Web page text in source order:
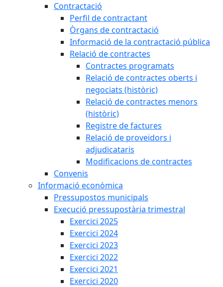
Contractació
Perfil de contractant
Òrgans de contractació
Informació de la contractació pública
Relació de contractes
Contractes programats
Relació de contractes oberts i
negociats (històric)
Relació de contractes menors
(històric)
Registre de factures
Relació de proveïdors i
adjudicataris
Modificacions de contractes
Convenis
Informació econòmica
Pressupostos municipals
Execució pressupostària trimestral
Exercici 2025
Exercici 2024
Exercici 2023
Exercici 2022
Exercici 2021
Exercici 2020